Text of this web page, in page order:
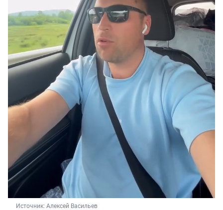
Источник: Алексей Васильев